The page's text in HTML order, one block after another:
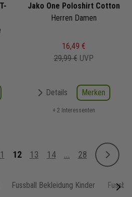
Jako One Poloshirt Cotton
Herren Damen
16,49 €
29,99 € UVP
Details Merken
+ 2 Interessenten
SeiteSie lesen gerade Seite
12
Seite
13
Seite
14 ...
Seite
28
Weiter
Fussball Bekleidung Kinder